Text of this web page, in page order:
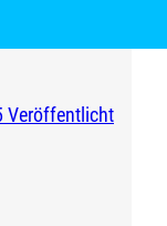
Veröffentlicht